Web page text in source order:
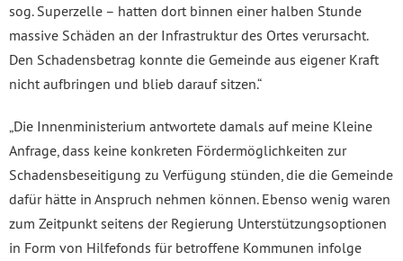
sog. Superzelle – hatten dort binnen einer halben Stunde
massive Schäden an der Infrastruktur des Ortes verursacht.
Den Schadensbetrag konnte die Gemeinde aus eigener Kraft
nicht aufbringen und blieb darauf sitzen.“
„Die Innenministerium antwortete damals auf meine Kleine
Anfrage, dass keine konkreten Fördermöglichkeiten zur
Schadensbeseitigung zu Verfügung stünden, die die Gemeinde
dafür hätte in Anspruch nehmen können. Ebenso wenig waren
zum Zeitpunkt seitens der Regierung Unterstützungsoptionen
in Form von Hilfefonds für betroffene Kommunen infolge